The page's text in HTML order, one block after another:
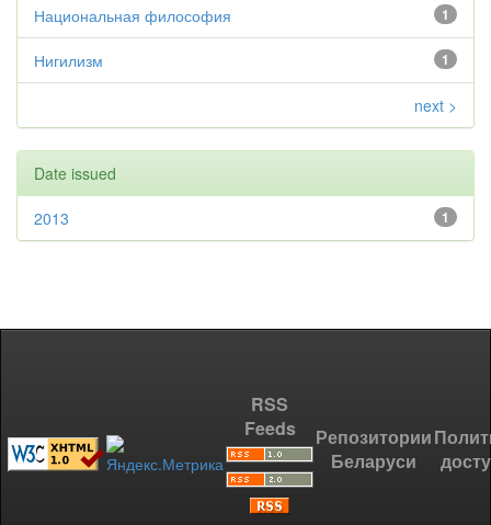
1
Национальная философия
1
Нигилизм
next >
Date issued
1
2013
RSS
Feeds
Репозитории
Беларуси